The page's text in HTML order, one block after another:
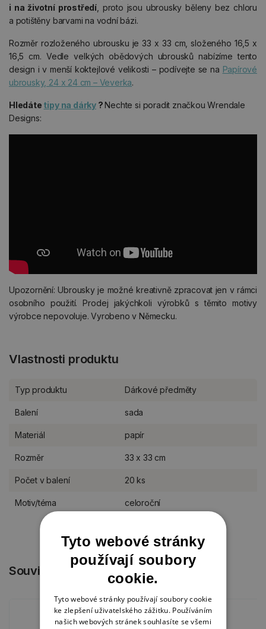
i na životní prostředí , proto jsou ubrousky běleny bez chloru
a potištěny barvami na vodní bázi.
Rozměr rozloženého ubrousku je 33 x 33 cm, složeného 16,5 x
16,5 cm. Vedle velkých obědových ubrousků nabízíme tento
design i v menší koktejlové velikosti – podívejte se na Papírové
ubrousky, 24 x 24 cm – Veverka.
Hledáte tipy na dárky?Nechte si poradit značkou Wrendale
Designs:
Upozornění: Ubrousky je možné kreativně zpracovat jen v rámci
osobního použití. Prodej jakýchkoli výrobků s těmito motivy
výrobce nepovoluje. Vyrobeno v Německu.
Vlastnosti produktu
Typ produktu Dárkové předměty
Balení sada
Materiál papír
Rozměr 33 x 33 cm
Počet v balení 20 ks
Motiv/téma celoroční
Související produkty
Tyto webové stránky
používají soubory
cookie.
Tyto webové stránky používají soubory cookie
ke zlepšení uživatelského zážitku. Používáním
našich webových stránek souhlasíte se všemi